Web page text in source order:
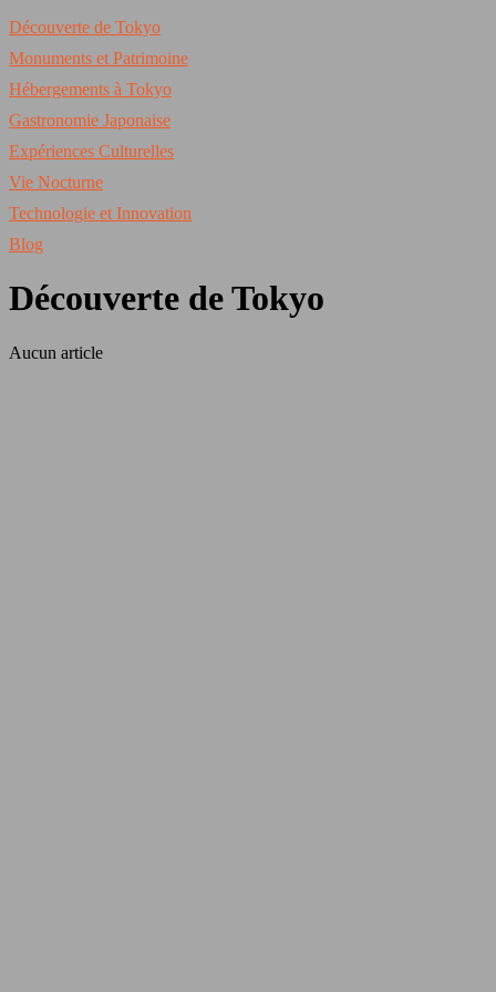
Découverte de Tokyo
Monuments et Patrimoine
Hébergements à Tokyo
Gastronomie Japonaise
Expériences Culturelles
Vie Nocturne
Technologie et Innovation
Blog
Découverte de Tokyo
Aucun article